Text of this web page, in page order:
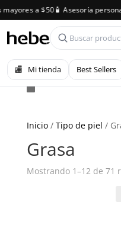
a $50🧴 Asesoría
🏬 Mi tienda Best Sellers
Inicio/ Tipo de piel /
Grasa
Mostrando 1–12 de 71